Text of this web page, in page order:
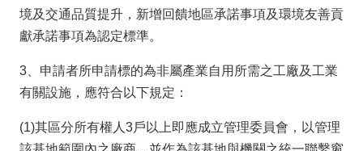
境及交通品質提升，新增回饋地區承諾事項及環境友善貢
獻承諾事項為認定標準。
3、申請者所申請標的為非屬產業自用所需之工廠及工業
有關設施，應符合以下規定：
(1)其區分所有權人3戶以上即應成立管理委員會，以管理